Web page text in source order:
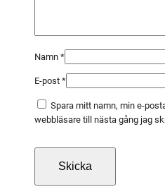
Namn *
E-post *
Spara mitt namn, min e-
webbläsare till nästa gång jag